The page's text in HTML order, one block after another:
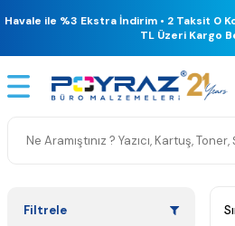
Havale ile %3 Ekstra İndirim • 2 Taksit 0
TL Üzeri Kargo
Filtrele